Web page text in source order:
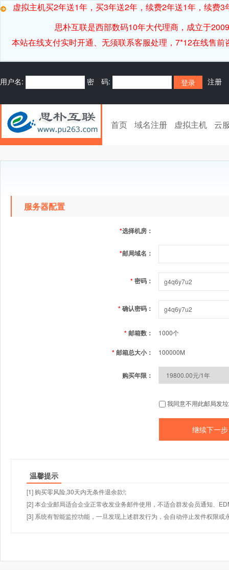
虚拟主机买2年送1年，买3年送2年，续费2年送1年，续费
思朴互联是西部数码10年大代理商，成立于
本站在线支付实时开通、无须联系客服处理，7*12在线售
用户名: 密 码: 注册
首页 域名注册 虚拟主机 云
服务器配置
*选择机房：
*邮局域名：
*密码：
*确认密码：
*邮箱数： 1000个
*邮箱总大小： 100000M
购买年限：
我同意不用此邮局发
温馨提示
[1] 购买零风险,30天内无条件退余款!;
[2] 本企业邮局适合企业正常收发业务邮件使用，不适合群发会员通知、
[3] 系统有智能监控功能，一旦发现上述群发行为，会自动停止发件权限或